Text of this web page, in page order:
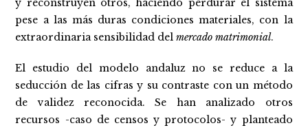
y reconstruyen otros, haciendo perdurar el sistema
pese a las más duras condiciones materiales, con la
extraordinaria sensibilidad delmercado matrimonial.
El estudio del modelo andaluz no se reduce a la
seducción de las cifras y su contraste con un método
de validez reconocida. Se han analizado otros
recursos -caso de censos y protocolos- y planteado